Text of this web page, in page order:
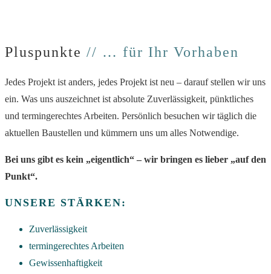
Pluspunkte // … für Ihr Vorhaben
Jedes Projekt ist anders, jedes Projekt ist neu – darauf stellen wir uns
ein. Was uns auszeichnet ist absolute Zuverlässigkeit, pünktliches
und termingerechtes Arbeiten. Persönlich besuchen wir täglich die
aktuellen Baustellen und kümmern uns um alles Notwendige.
Bei uns gibt es kein „eigentlich“ – wir bringen es lieber „auf den
Punkt“.
UNSERE STÄRKEN:
Zuverlässigkeit
termingerechtes Arbeiten
Gewissenhaftigkeit